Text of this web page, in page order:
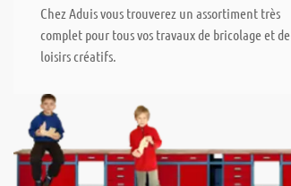
Chez Aduis vous trouverez un assortiment très
complet pour tous vos travaux de bricolage et de
loisirs créatifs.